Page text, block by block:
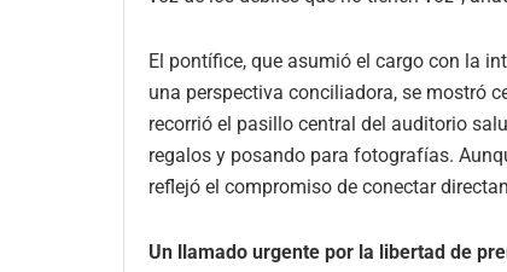
El pontífice, que asumió el cargo con la
una perspectiva conciliadora, se mostró
recorrió el pasillo central del auditorio
regalos y posando para fotografías.
reflejó el compromiso de conectar
Un llamado urgente por la libertad de